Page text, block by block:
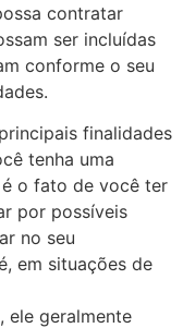
contratar
ser incluídas
conforme o seu
finalidades
tenha uma
o fato de você ter
por possíveis
no seu
em situações de
ele geralmente